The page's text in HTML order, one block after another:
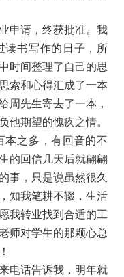
申请，终获批准。我
读书写作的日子，所
时间整理了自己的思
索和心得汇成了一本
周先生寄去了一本，
他期望的愧疚之情。
本之多，有回音的不
的回信几天后就翩翩
事，只是说虽然很久
知我笔耕不辍，生活
我转业找到合适的工
师对学生的那颗心总
电话告诉我，明年就